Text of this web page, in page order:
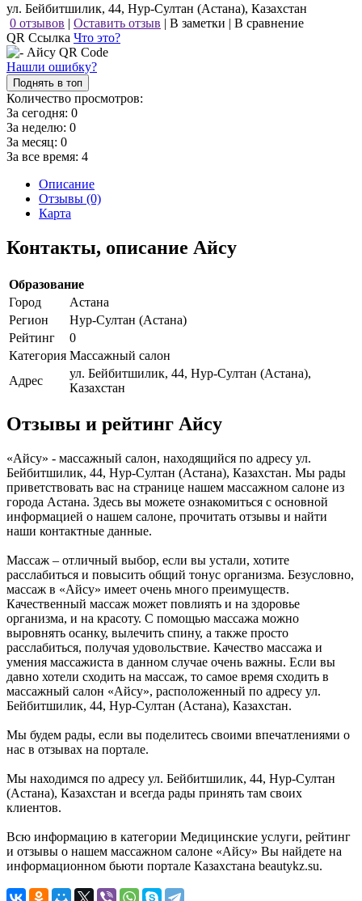
ул. Бейбитшилик, 44, Нур-Султан (Астана), Казахстан
0 отзывов | Оставить отзыв | В заметки | В сравнение
QR Ссылка Что это?
Нашли ошибку?
Поднять в топ
Количество просмотров:
За сегодня: 0
За неделю: 0
За месяц: 0
За все время: 4
Описание
Отзывы (0)
Карта
Контакты, описание Айсу
Образование
Город
Астана
Регион
Нур-Султан (Астана)
Рейтинг
0
Категория Массажный салон
Адрес
ул. Бейбитшилик, 44, Нур-Султан (Астана),
Казахстан
Отзывы и рейтинг Айсу
«Айсу» - массажный салон, находящийся по адресу ул.
Бейбитшилик, 44, Нур-Султан (Астана), Казахстан. Мы рады
приветствовать вас на странице нашем массажном салоне из
города Астана. Здесь вы можете ознакомиться с основной
информацией о нашем салоне, прочитать отзывы и найти
наши контактные данные.
Массаж – отличный выбор, если вы устали, хотите
расслабиться и повысить общий тонус организма. Безусловно,
массаж в «Айсу» имеет очень много преимуществ.
Качественный массаж может повлиять и на здоровье
организма, и на красоту. С помощью массажа можно
выровнять осанку, вылечить спину, а также просто
расслабиться, получая удовольствие. Качество массажа и
умения массажиста в данном случае очень важны. Если вы
давно хотели сходить на массаж, то самое время сходить в
массажный салон «Айсу», расположенный по адресу ул.
Бейбитшилик, 44, Нур-Султан (Астана), Казахстан.
Мы будем рады, если вы поделитесь своими впечатлениями о
нас в отзывах на портале.
Мы находимся по адресу ул. Бейбитшилик, 44, Нур-Султан
(Астана), Казахстан и всегда рады принять там своих
клиентов.
Всю информацию в категории Медицинские услуги, рейтинг
и отзывы о нашем массажном салоне «Айсу» Вы найдете на
информационном бьюти портале Казахстана beautykz.su.